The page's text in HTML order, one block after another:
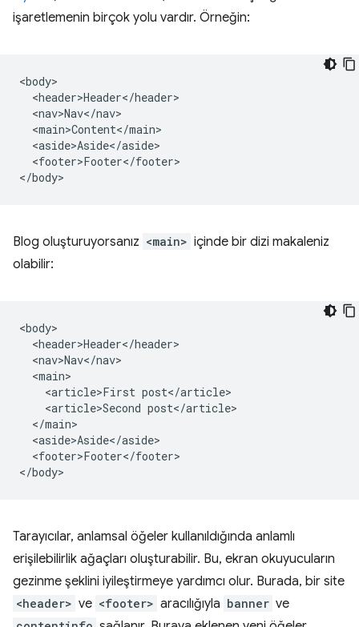
işaretlemenin birçok yolu vardır. Örneğin:
<body>
  <header>Header</header>
  <nav>Nav</nav>
  <main>Content</main>
  <aside>Aside</aside>
  <footer>Footer</footer>
Blog oluşturuyorsanız <main> içinde bir dizi makaleniz
olabilir:
<body>
  <header>Header</header>
  <nav>Nav</nav>
  <main>
    <article>First post</article>
    <article>Second post</article>
  </main>
  <aside>Aside</aside>
  <footer>Footer</footer>
Tarayıcılar, anlamsal öğeler kullanıldığında anlamlı
erişilebilirlik ağaçları oluşturabilir. Bu, ekran okuyucuların
gezinme şeklini iyileştirmeye yardımcı olur. Burada, bir site
<header> ve <footer> aracılığıyla banner ve